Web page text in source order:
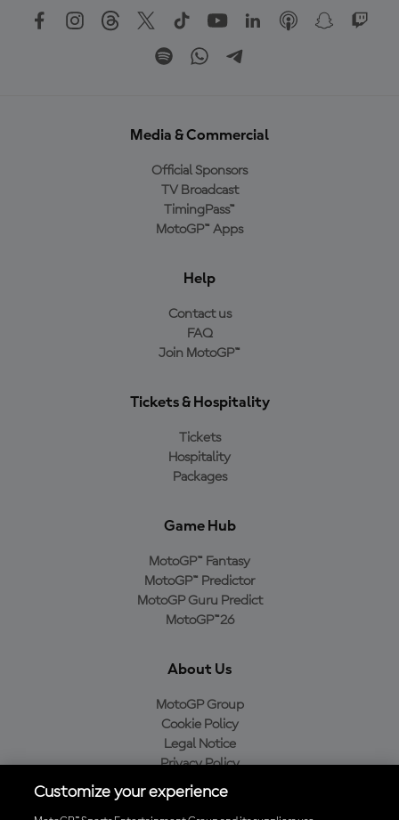
Media & Commercial
Official Sponsors
TV Broadcast
TimingPass™
MotoGP™ Apps
Help
Contact us
FAQ
Join MotoGP™
Tickets & Hospitality
Tickets
Hospitality
Packages
Game Hub
MotoGP™ Fantasy
MotoGP™ Predictor
MotoGP Guru Predict
MotoGP™26
About Us
MotoGP Group
Cookie Policy
Legal Notice
Privacy Policy
Purchase Policy
Customize your experience